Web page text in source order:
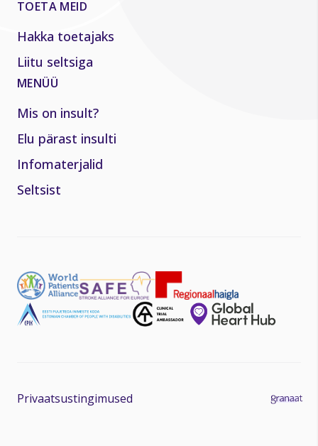
TOETA MEID
Hakka toetajaks
Liitu seltsiga
MENÜÜ
Mis on insult?
Elu pärast insulti
Infomaterjalid
Seltsist
Privaatsustingimused